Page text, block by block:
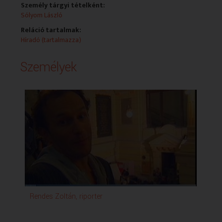
Személy tárgyi tételként:
Sólyom László
Reláció tartalmak:
Híradó (tartalmazza)
Személyek
Rendes Zoltán, riporter